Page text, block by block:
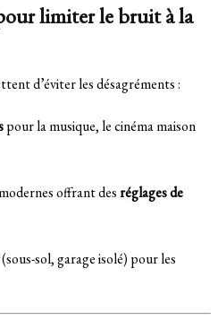
limiter le bruit à la
d’éviter les désagréments :
pour la musique, le cinéma maison
offrant desréglages de
(sous-sol, garage isolé) pour les